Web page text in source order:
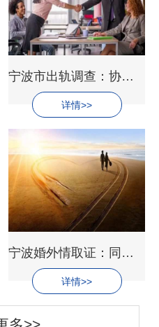
宁波市出轨调查：协议离婚应当注意的要点
详情>>
宁波婚外情取证：同居五年财产的分配方法
详情>>